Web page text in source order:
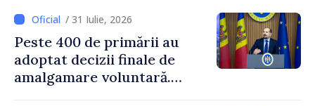
și însărcinatul cu afaceri al
SUA, Nick Pietrowicz
/ 31 Iulie, 2026
Peste 400 de primării au
adoptat decizii finale de
amalgamare voluntară.